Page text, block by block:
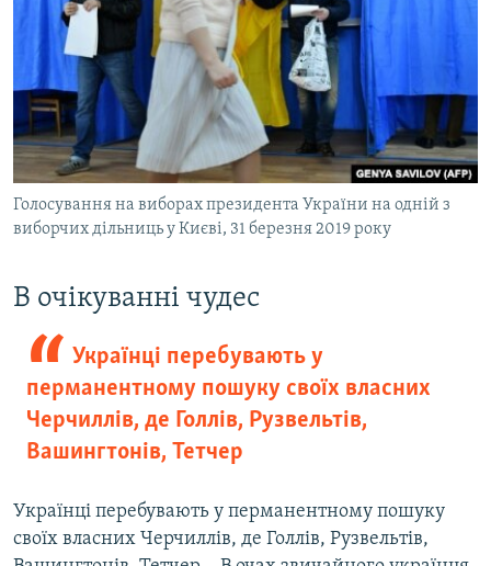
Голосування на виборах президента України на одній з
виборчих дільниць у Києві, 31 березня 2019 року
​В очікуванні чудес
Українці перебувають у
перманентному пошуку своїх власних
Черчиллів, де Голлів, Рузвельтів,
Вашингтонів, Тетчер
Українці перебувають у перманентному пошуку
своїх власних Черчиллів, де Голлів, Рузвельтів,